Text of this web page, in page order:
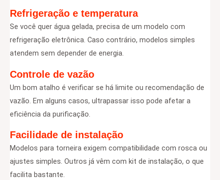
Refrigeração e temperatura
Se você quer água gelada, precisa de um modelo com
refrigeração eletrônica. Caso contrário, modelos simples
atendem sem depender de energia.
Controle de vazão
Um bom atalho é verificar se há limite ou recomendação de
vazão. Em alguns casos, ultrapassar isso pode afetar a
eficiência da purificação.
Facilidade de instalação
Modelos para torneira exigem compatibilidade com rosca ou
ajustes simples. Outros já vêm com kit de instalação, o que
facilita bastante.